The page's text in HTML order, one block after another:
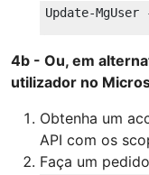
Update-
4b - Ou, em
utilizador no
Obtenha um
API com os
Faça um pedido